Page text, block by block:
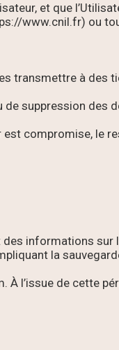
et que
www.cnil.fr) ou
transmettre à des
suppression des
est compromise, le
informations
la
l’issue de cette